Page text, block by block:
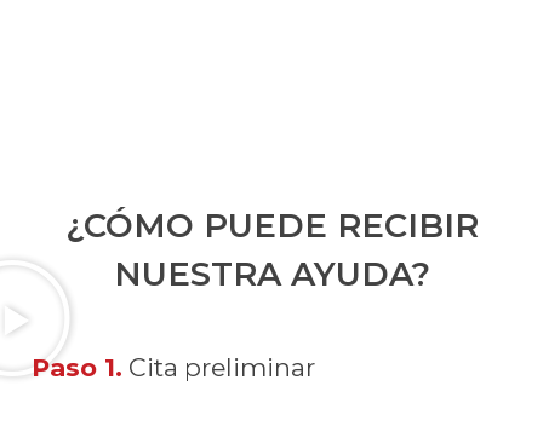
¿CÓMO PUEDE RECIBIR
NUESTRA AYUDA?
Paso 1. Cita preliminar